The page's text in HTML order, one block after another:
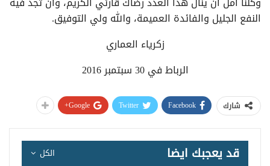
النفع الجليل والفائدة العميمة، والله ولي التوفيق.
زكرياء العماري
الرباط في 30 سبتمبر 2016
شارك Facebook
Twitter
Google+
الكل قد يعجبك ايضا